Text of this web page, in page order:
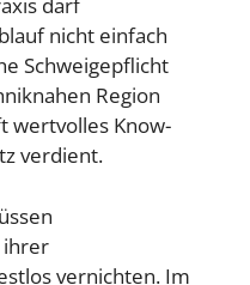
nicht einfach
Schweigepflicht
Region
wertvolles Know-
verdient.
ihrer
vernichten. Im